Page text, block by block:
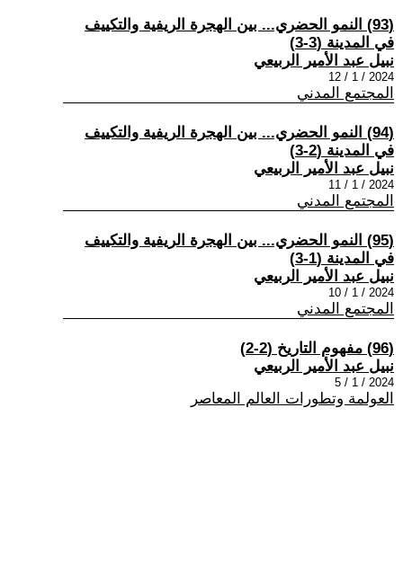
(93) النمو الحضري... بين الهجرة الريفية والتكييف
في المدينة (3-3)
نبيل عبد الأمير الربيعي
2024 / 1 / 12
المجتمع المدني
(94) النمو الحضري... بين الهجرة الريفية والتكييف
في المدينة (2-3)
نبيل عبد الأمير الربيعي
2024 / 1 / 11
المجتمع المدني
(95) النمو الحضري... بين الهجرة الريفية والتكييف
في المدينة (1-3)
نبيل عبد الأمير الربيعي
2024 / 1 / 10
المجتمع المدني
(96) مفهوم التاريخ (2-2)
نبيل عبد الأمير الربيعي
2024 / 1 / 5
العولمة وتطورات العالم المعاصر